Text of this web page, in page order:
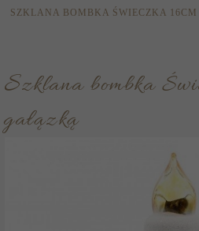
SZKLANA BOMBKA ŚWIECZKA
Szklana bombka Świeczka 16cm - Z
gałązką